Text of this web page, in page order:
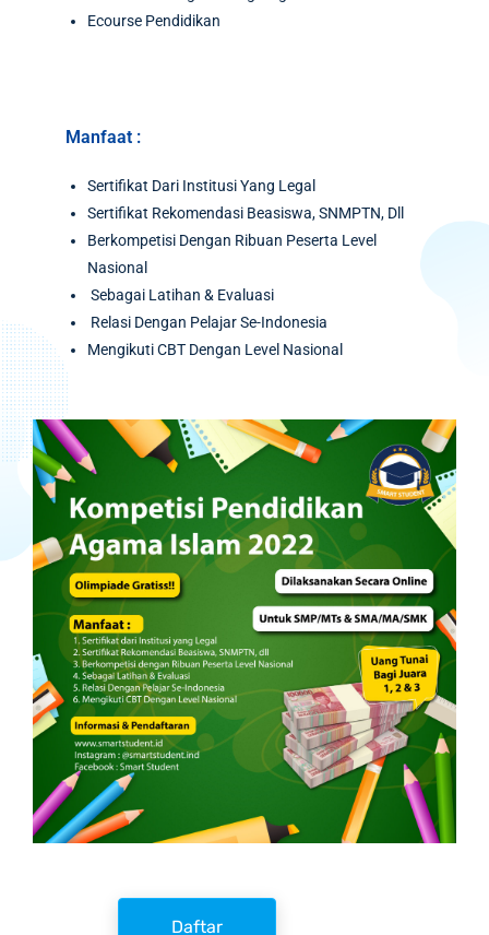
Ecourse Pendidikan
Manfaat :
Sertifikat Dari Institusi Yang Legal
Sertifikat Rekomendasi Beasiswa, SNMPTN, Dll
Berkompetisi Dengan Ribuan Peserta Level
Nasional
Sebagai Latihan & Evaluasi
Relasi Dengan Pelajar Se-Indonesia
Mengikuti CBT Dengan Level Nasional
Daftar